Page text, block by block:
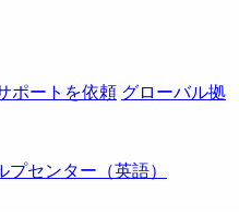
ポートを依頼 グローバル拠
プセンター（英語）